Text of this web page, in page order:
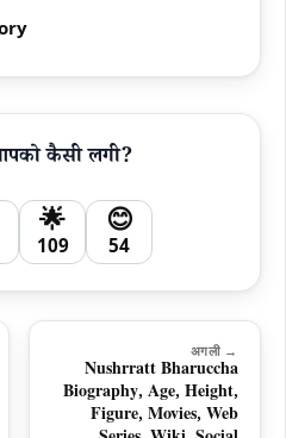
कैसी लगी?
🌟
109
😊
54
अगली →
Nushrratt Bharuccha
Biography, Age, Height,
Figure, Movies, Web